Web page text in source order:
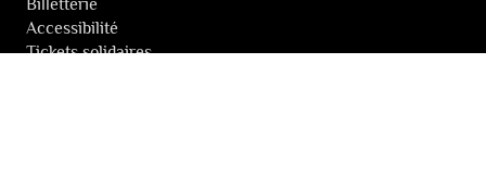
Billetterie
Accessibilité
Tickets solidaires